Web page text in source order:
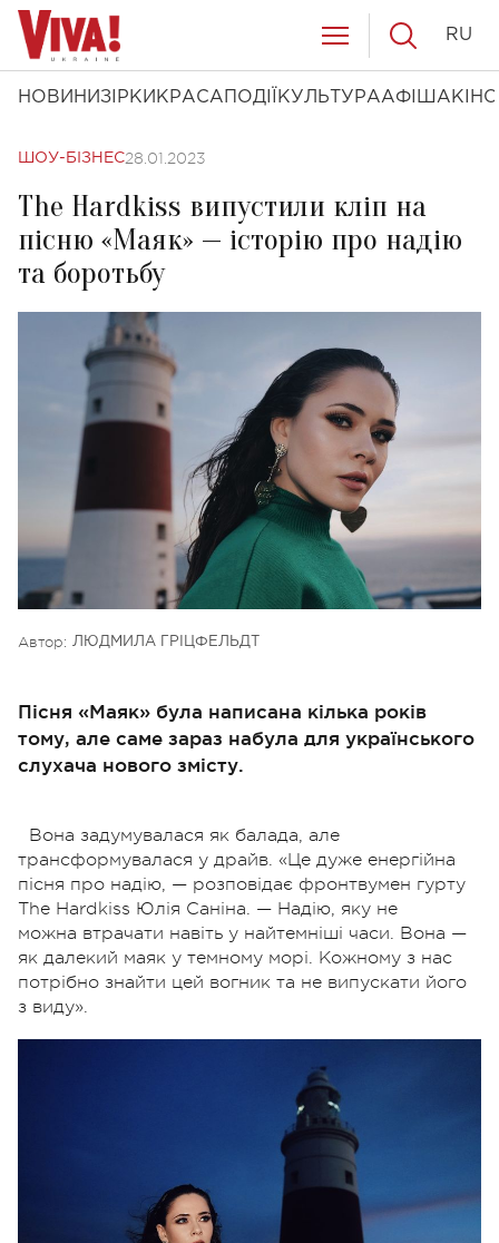
НОВИНИ ЗІРКИ КРАСА ПОДІЇ КУЛЬТУРААФІША КІНО
RU
ШОУ-БІЗНЕС28.01.2023
The Hardkiss випустили кліп на
пісню «Маяк» — історію про надію
та боротьбу
Автор: ЛЮДМИЛА ГРІЦФЕЛЬДТ
Пісня «Маяк» була написана кілька років
тому, але саме зараз набула для українського
слухача нового змісту.
Вона задумувалася як балада, але
трансформувалася у драйв. «Це дуже енергійна
пісня про надію, — розповідає фронтвумен гурту
The Hardkiss Юлія Саніна. — Надію, яку не
можна втрачати навіть у найтемніші часи. Вона —
як далекий маяк у темному морі. Кожному з нас
потрібно знайти цей вогник та не випускати його
з виду».